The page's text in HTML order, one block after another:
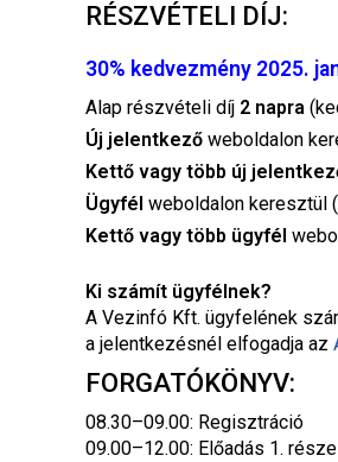
RÉSZVÉTELI DÍJ:
30% kedvezmény 2025.
Alap részvételi díj 2 napra
Új jelentkező weboldalon
Kettő vagy több új
Ügyfél weboldalon keresztül (
Kettő vagy több ügyfél
Ki számít ügyfélnek?
A Vezinfó Kft. ügyfelének
a jelentkezésnél elfogadja az
FORGATÓKÖNYV:
08.30–09.00: Regisztráció
09.00–12.00: Előadás 1. része